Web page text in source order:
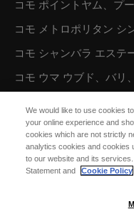
コモ ポイントヤム、プ
コモ メトロポリタン シ
コモ シャンバラ エステ
コモ ウマ ウブド、バリ
オーストラリア／オセ
コモ ザ トレジャリー、
We would like to use cookies
your online experience and
cookies which are not strictly
analytics cookies and cookies
to our website and its
Statement and
Cookie Policy